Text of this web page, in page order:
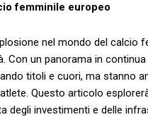
femminile europeo
nel mondo del ​calcio
Con un panorama in⁢ continua
titoli e cuori, ma stanno
Questo articolo
degli investimenti e delle